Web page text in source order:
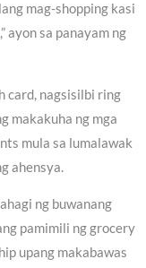
mag-shopping kasi
ayon sa panayam ng
card, nagsisilbi ring
makakuha ng mga
mula sa lumalawak
ahensya.
ng buwanang
pamimili ng grocery
upang makabawas